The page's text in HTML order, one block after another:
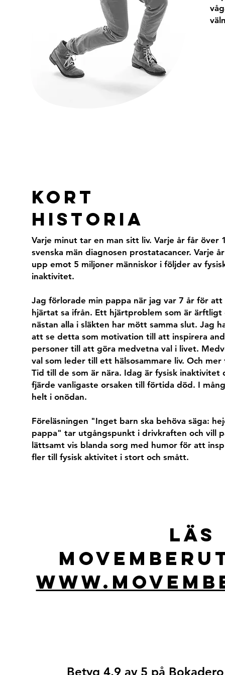
Kort
historia
Varje minut tar en man sitt liv. Varje år får över
svenska män diagnosen prostatacancer. Varje
upp emot 5 miljoner människor i följder av
inaktivitet.
Jag förlorade min pappa när jag var 7 år för att
hjärtat sa ifrån. Ett hjärtproblem som är ärftligt
nästan alla i släkten har mött samma slut. Jag
att se detta som motivation till att inspirera
personer till att göra medvetna val i livet.
val som leder till ett hälsosammare liv. Och mer
Tid till de som är nära. Idag är fysisk inaktivitet
fjärde vanligaste orsaken till förtida död. I
helt i onödan.
Föreläsningen "Inget barn ska behöva säga:
pappa" tar utgångspunkt i drivkraften och vill
lättsamt vis blanda sorg med humor för att
fler till fysisk aktivitet i stort och smått.
Läs
Betyg 4.9 av 5 på Bokadero